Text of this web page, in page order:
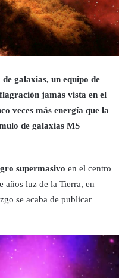
galaxias, un equipo de
jamás vista en el
veces más energía que la
de galaxias MS
supermasivo en el centro
años luz de la Tierra, en
se acaba de publicar